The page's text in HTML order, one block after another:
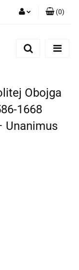
się
(0)
Obojga
1668
Unanimus